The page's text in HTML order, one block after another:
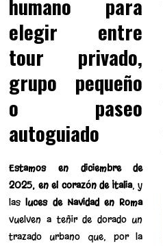
humano para
elegir entre
tour privado,
grupo pequeño
o paseo
autoguiado
Estamos en diciembre de
2025, en el corazón de Italia, y
lasluces de Navidad en Roma
vuelven a teñir de dorado un
trazado urbano que, por la